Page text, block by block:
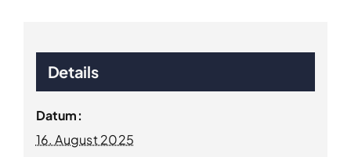
Details
Datum:
16. August 2025